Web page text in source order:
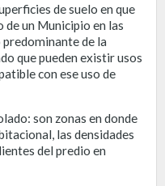
de suelo en que
de un Municipio en las
de la
que pueden existir usos
con ese uso de
son zonas en donde
las densidades
del predio en